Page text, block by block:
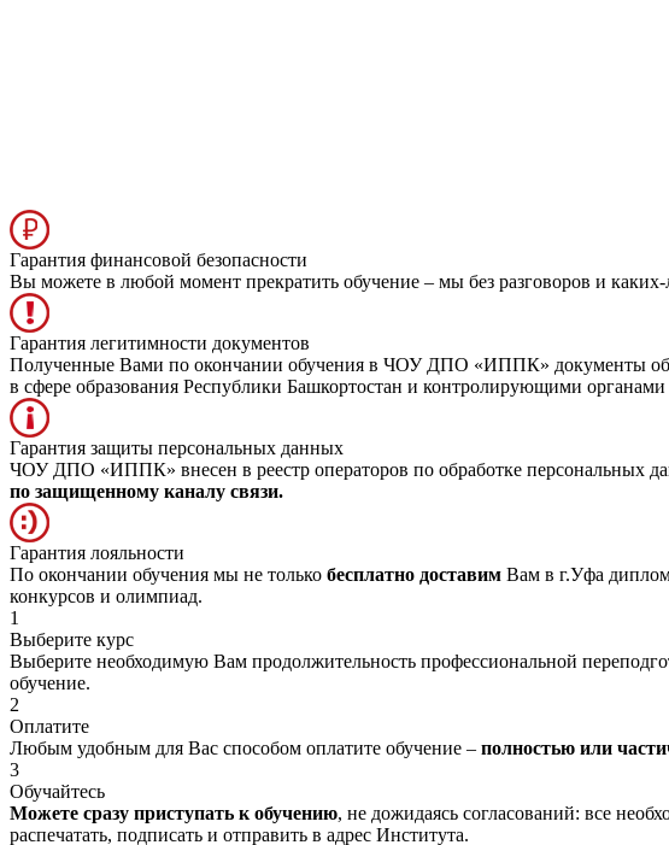
Гарантия финансовой безопасности
Вы можете в любой момент прекратить обучение – мы без разговоров и
Гарантия легитимности документов
Полученные Вами по окончании обучения в ЧОУ ДПО «ИППК» документы об
в сфере образования Республики Башкортостан и контролирующими органами
Гарантия защиты персональных данных
ЧОУ ДПО «ИППК» внесен в реестр операторов по обработке персональных
по защищенному каналу связи.
Гарантия лояльности
По окончании обучения мы не только бесплатно доставим Вам в г.Уфа
конкурсов и олимпиад.
1
Выберите курс
Выберите необходимую Вам продолжительность профессиональной
обучение.
2
Оплатите
Любым удобным для Вас способом оплатите обучение – полностью или
3
Обучайтесь
Можете сразу приступать к обучению, не дожидаясь согласований: все
распечатать, подписать и отправить в адрес Института.